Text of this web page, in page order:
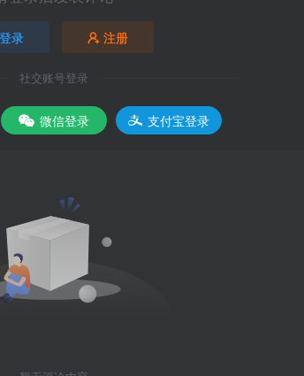
登录 注册
社交账号登录
微信登录 支付宝登录